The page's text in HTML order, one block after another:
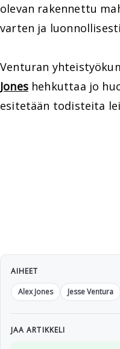
olevan rakennettu
varten ja
Venturan
Joneshehkuttaa jo
esitetään todisteita
AIHEET
Alex Jones
Jesse Ventura
JAA ARTIKKELI